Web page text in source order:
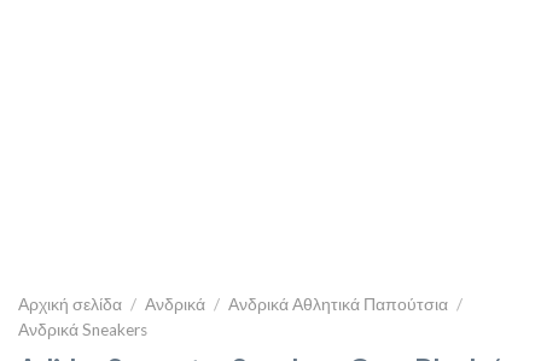
Αρχική σελίδα / Ανδρικά / Ανδρικά Αθλητικά Παπούτσια /
Ανδρικά Sneakers